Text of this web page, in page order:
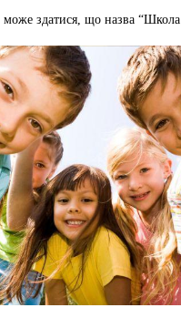
здатися, що назва “Школа